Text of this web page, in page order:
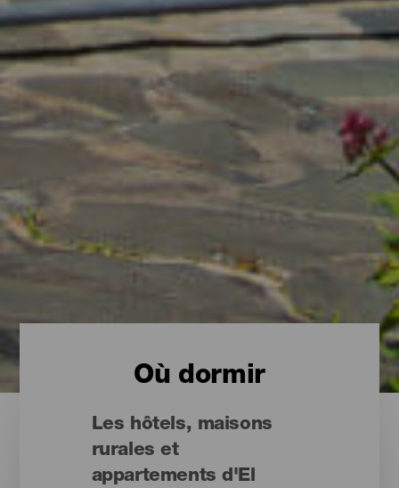
Où dormir
Les hôtels, maisons
rurales et
appartements d'El